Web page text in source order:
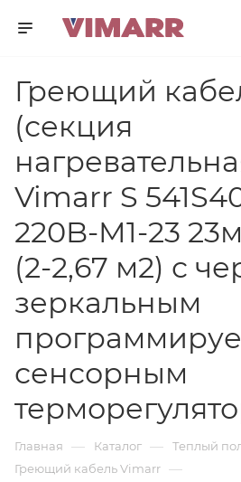
Греющий
(секция
Vimarr S
220B-M1-23
(2-2,67 м2) с
зеркальным
сенсорным
Главная — Каталог — Теплый
Греющий кабель Vimarr —